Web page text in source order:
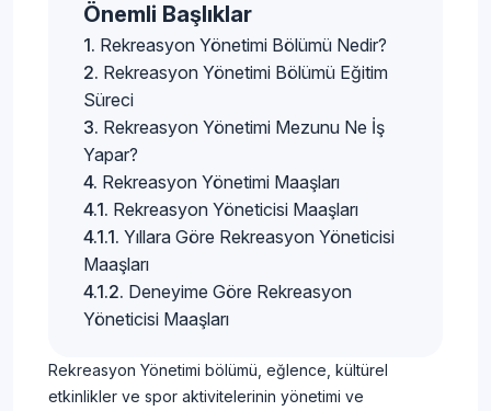
Önemli Başlıklar
Rekreasyon Yönetimi Bölümü Nedir?
Rekreasyon Yönetimi Bölümü Eğitim
Süreci
Rekreasyon Yönetimi Mezunu Ne İş
Yapar?
Rekreasyon Yönetimi Maaşları
Rekreasyon Yöneticisi Maaşları
Yıllara Göre Rekreasyon Yöneticisi
Maaşları
Deneyime Göre Rekreasyon
Yöneticisi Maaşları
Rekreasyon Yönetimi bölümü, eğlence, kültürel
etkinlikler ve spor aktivitelerinin yönetimi ve